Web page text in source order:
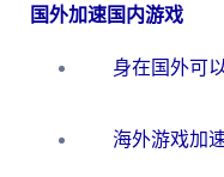
国外加速国内游戏